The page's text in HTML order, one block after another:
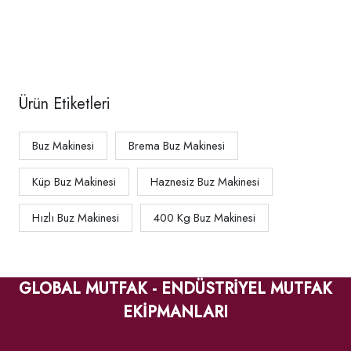
Ürün Etiketleri
Buz Makinesi Brema Buz Makinesi
Küp Buz Makinesi Haznesiz Buz Makinesi
Hızlı Buz Makinesi 400 Kg Buz Makinesi
GLOBAL MUTFAK - ENDÜSTRİYEL MUTFAK
EKİPMANLARI